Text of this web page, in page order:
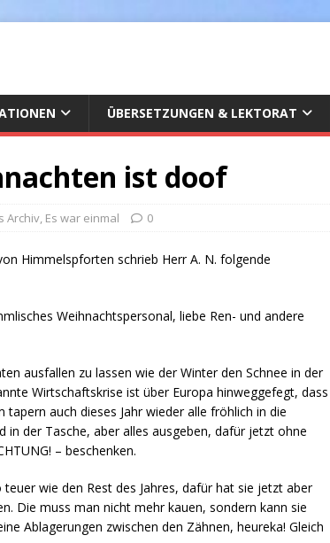
ÜBERSETZUNGEN & LEKTORAT
ist doof
Archiv, Es war einmal 0
Himmelspforten schrieb Herr A. N. folgende
Weihnachtspersonal, liebe Ren- und andere
ausfallen zu lassen wie der Winter den Schnee in der
Wirtschaftskrise ist über Europa hinweggefegt, dass
auch dieses Jahr wieder alle fröhlich in die
in der Tasche, aber alles ausgeben, dafür jetzt ohne
– beschenken.
wie den Rest des Jahres, dafür hat sie jetzt aber
Die muss man nicht mehr kauen, sondern kann sie
Ablagerungen zwischen den Zähnen, heureka! Gleich